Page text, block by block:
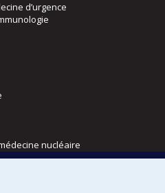
d’urgence
nucléaire